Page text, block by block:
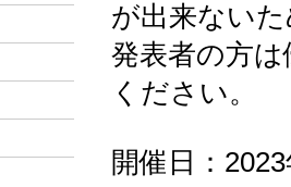
が出来ない
発表者の方
ください。
開催日：